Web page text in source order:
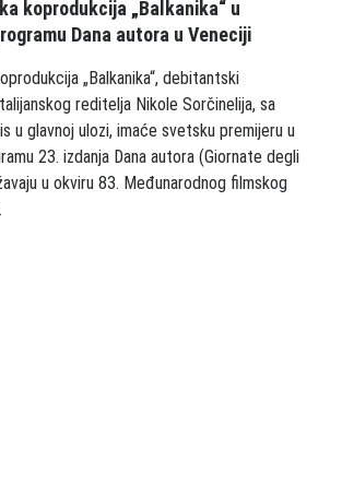
koprodukcija „Balkanika“ u
Dana autora u Veneciji
„Balkanika“, debitantski
reditelja Nikole Sorčinelija, sa
u glavnoj ulozi, imaće svetsku premijeru u
23. izdanja Dana autora (Giornate degli
u okviru 83. Međunarodnog filmskog